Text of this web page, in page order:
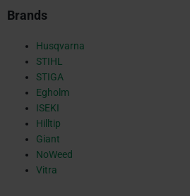
Brands
Husqvarna
STIHL
STIGA
Egholm
ISEKI
Hilltip
Giant
NoWeed
Vitra